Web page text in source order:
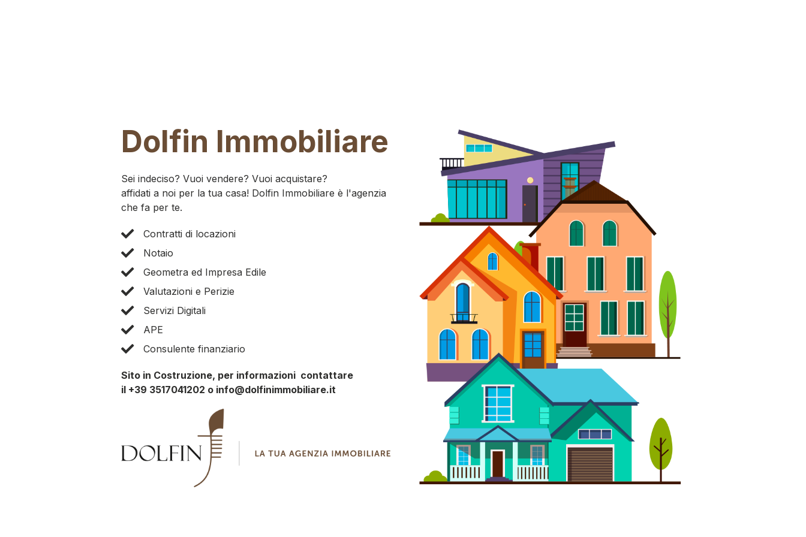
Dolfin Immobiliare
Sei indeciso? Vuoi vendere? Vuoi acquistare?
affidati a noi per la tua casa! Dolfin Immobiliare è l'agenzia
che fa per te.
Contratti di locazioni
Notaio
Geometra ed Impresa Edile
Valutazioni e Perizie
Servizi Digitali
APE
Consulente finanziario
Sito in Costruzione, per informazioni contattare
il +39 3517041202 o info@dolfinimmobiliare.it